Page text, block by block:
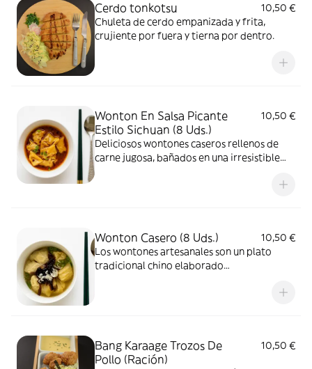
Cerdo tonkotsu
10,50 €
Chuleta de cerdo empanizada y frita,
crujiente por fuera y tierna por dentro.
Wonton En Salsa Picante
Estilo Sichuan (8 Uds.)
10,50 €
Deliciosos wontones caseros rellenos de
carne jugosa, bañados en una irresistible
Wonton Casero (8 Uds.)
10,50 €
Los wontones artesanales son un plato
tradicional chino elaborado
Bang Karaage Trozos De
Pollo (Ración)
10,50 €